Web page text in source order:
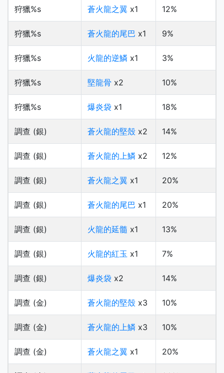
狩獵%s 蒼火龍之翼 x1 12%
狩獵%s 蒼火龍的尾巴 x1 9%
狩獵%s 火龍的逆鱗 x1 3%
狩獵%s 堅龍骨 x2 10%
狩獵%s 爆炎袋 x1 18%
調查 (銀) 蒼火龍的堅殼 x2 14%
調查 (銀) 蒼火龍的上鱗 x2 12%
調查 (銀) 蒼火龍之翼 x1 20%
調查 (銀) 蒼火龍的尾巴 x1 20%
調查 (銀) 火龍的延髓 x1 13%
調查 (銀) 火龍的紅玉 x1 7%
調查 (銀) 爆炎袋 x2 14%
調查 (金) 蒼火龍的堅殼 x3 10%
調查 (金) 蒼火龍的上鱗 x3 10%
調查 (金) 蒼火龍之翼 x1 20%